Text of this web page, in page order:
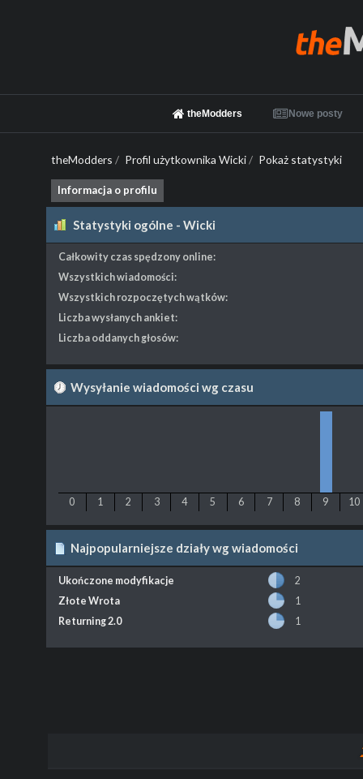
theModders Nowe posty
theModders / Profil użytkownika Wicki/ Pokaż statystyki
Informacja o profilu
Statystyki ogólne - Wicki
Całkowity czas spędzony online:
Wszystkich wiadomości:
Wszystkich rozpoczętych wątków:
Liczba wysłanych ankiet:
Liczba oddanych głosów:
Wysyłanie wiadomości wg czasu
0 1 2 3 4 5 6 7 8 9 10
Najpopularniejsze działy wg wiadomości
Ukończone modyfikacje
2
Złote Wrota
1
Returning 2.0
1